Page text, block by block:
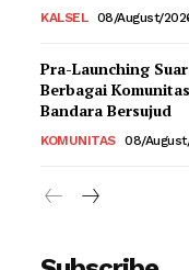
KALSEL 08/August/
Pra-Launching
Berbagai
Bandara Bersujud
KOMUNITAS 08/